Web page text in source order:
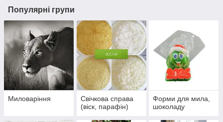
Популярні групи
Миловаріння
Свічкова справа
(віск, парафін)
Форми для мила,
шоколаду